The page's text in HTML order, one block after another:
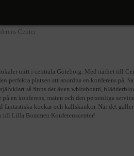
Center
mitt i centrala Göteborg. Med närhet till
perfekta platsen att anordna en konferens på.
så finns det även whiteboard,
en konferens, maten och den personliga
fantastiska kockar och kallskänkor. När det
till Lilla Bommen Konferenscenter!